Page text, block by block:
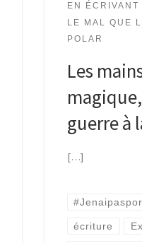
EN ÉCRIVANT
LE MAL QUE
POLAR
Les
guerre à
[…]
écriture